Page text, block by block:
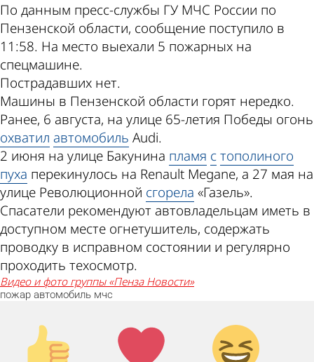
По данным пресс-службы ГУ МЧС России по
Пензенской области, сообщение поступило в
11:58. На место выехали 5 пожарных на
спецмашине.
Пострадавших нет.
Машины в Пензенской области горят нередко.
Ранее, 6 августа, на улице 65-летия Победы огонь
охватил автомобиль Audi.
2 июня на улице Бакунина пламя стополиного
пуха перекинулось на Renault Megane, а 27 мая на
улице Революционной сгорела «Газель».
Спасатели рекомендуют автовладельцам иметь в
доступном месте огнетушитель, содержать
проводку в исправном состоянии и регулярно
проходить техосмотр.
видео и фото группы «Пенза Новости»
пожар автомобиль мчс
Палец
вверх!
Лайк!
Дикий
смех!